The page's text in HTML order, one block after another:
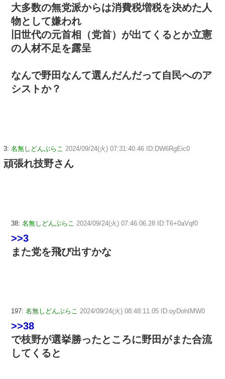
大多数の無党派からは消費税増税を決めた人
物として嫌われ
旧世代の元首相（党首）が出てくるとか立憲
の人材不足を露呈
なんで野田なんて選んだんだって自民へのア
シストか？
3: 名無しどんぶらこ 2024/09/24(火) 07:31:40.46 ID:DW6RgEic0
頑張れ技野さん
38: 名無しどんぶらこ 2024/09/24(火) 07:46:06.28 ID:T6+0aVqf0
>>3
また党を飛び出すかな
197: 名無しどんぶらこ 2024/09/24(火) 08:48:11.05 ID:oyDohIMW0
>>38
で枝野が選挙勝ったところに野田がまた合流
してくると